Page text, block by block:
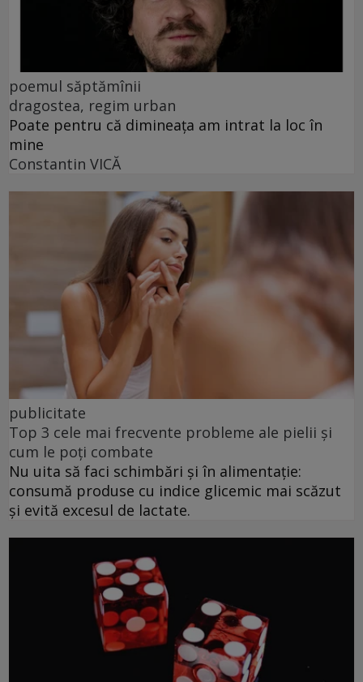
poemul săptămînii
dragostea, regim urban
Poate pentru că dimineața am intrat la loc în
mine
Constantin VICĂ
publicitate
Top 3 cele mai frecvente probleme ale pielii și
cum le poți combate
Nu uita să faci schimbări și în alimentație:
consumă produse cu indice glicemic mai scăzut
și evită excesul de lactate.